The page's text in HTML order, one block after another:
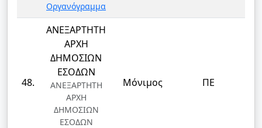
Οργανόγραμμα
48.
ΑΝΕΞΑΡΤΗΤΗ
ΑΡΧΗ
ΔΗΜΟΣΙΩΝ
ΕΣΟΔΩΝ
ΑΝΕΞΑΡΤΗΤΗ
ΑΡΧΗ
ΔΗΜΟΣΙΩΝ
ΕΣΟΔΩΝ
Μόνιμος ΠΕ